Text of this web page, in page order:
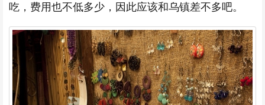
吃，费用也不低多少，因此应该和乌镇差不多吧。